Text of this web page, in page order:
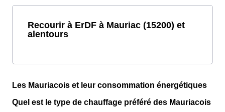
Recourir à ErDF à Mauriac (15200) et
alentours
Les Mauriacois et leur consommation énergétiques
Quel est le type de chauffage préféré des Mauriacois